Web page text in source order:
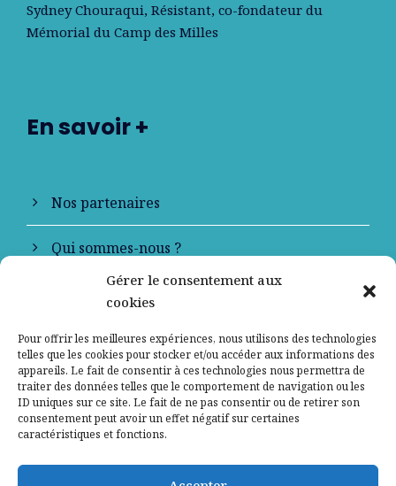
Gérer le consentement aux
cookies
Pour offrir les meilleures expériences, nous utilisons des technologies
telles que les cookies pour stocker et/ou accéder aux informations des
appareils. Le fait de consentir à ces technologies nous permettra de
traiter des données telles que le comportement de navigation ou les
ID uniques sur ce site. Le fait de ne pas consentir ou de retirer son
consentement peut avoir un effet négatif sur certaines
caractéristiques et fonctions.
Sydney Chouraqui, Résistant, co-fondateur du
Mémorial du Camp des Milles
En savoir +
Nos partenaires
Qui sommes-nous ?
Contactez-nous
Mentions légales
Politique de confidentialité